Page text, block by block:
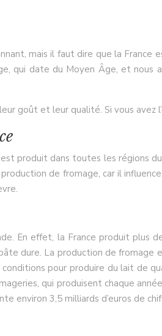
mais il faut dire que la
qui date du Moyen Âge, et nous
goût et leur qualité. Si vous avez
produit dans toutes les régions
de fromage, car il
En effet, la France produit
dure. La production de
pour produire du lait de
qui produisent chaque
environ 3,5 milliards d’euros de